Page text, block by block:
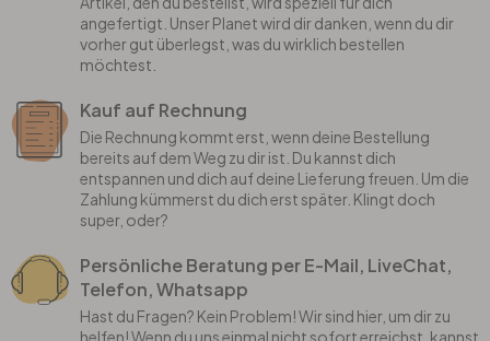
angefertigt. Unser Planet wird dir danken, wenn du dir
vorher gut überlegst, was du wirklich bestellen
möchtest.
Kauf auf Rechnung
Die Rechnung kommt erst, wenn deine Bestellung
bereits auf dem Weg zu dir ist. Du kannst dich
entspannen und dich auf deine Lieferung freuen. Um die
Zahlung kümmerst du dich erst später. Klingt doch
super, oder?
Persönliche Beratung per E-Mail, LiveChat,
Telefon, Whatsapp
Hast du Fragen? Kein Problem! Wir sind hier, um dir zu
helfen! Wenn du uns einmal nicht sofort erreichst, kannst